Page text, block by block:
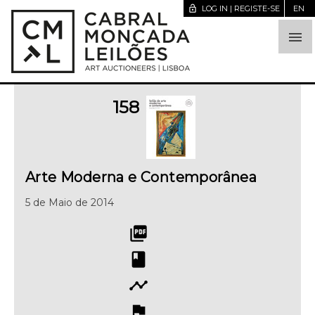

lock_open LOG IN | REGISTE-SE EN
158
Arte Moderna e Contemporânea
5 de Maio de 2014
picture_as_pdf
book
timeline